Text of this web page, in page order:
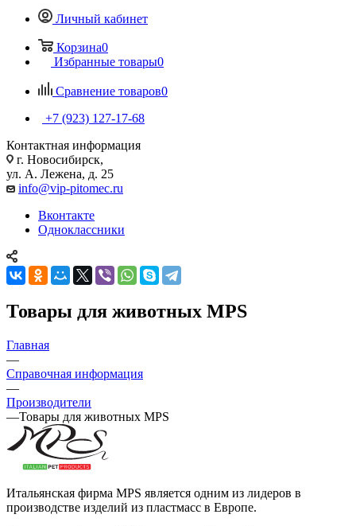
Личный кабинет
Корзина0
Избранные товары0
Сравнение товаров0
+7 (923) 127-17-68
Контактная информация
г. Новосибирск,
ул. А. Лежена, д. 25
info@vip-pitomec.ru
Вконтакте
Одноклассники
Товары для животных MPS
Главная
—
Справочная информация
—
Производители
—Товары для животных MPS
Итальянская фирма MPS является одним из лидеров в
производстве изделий из пластмасс в Европе.